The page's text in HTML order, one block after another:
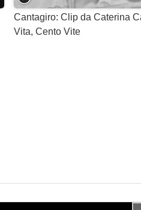
Cantagiro: Clip da Caterina
Vita, Cento Vite